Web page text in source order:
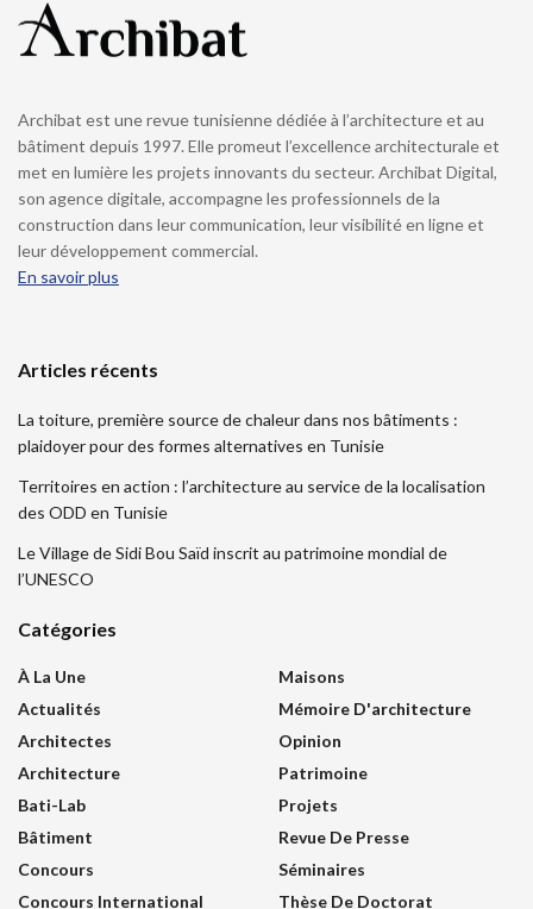
Archibat est une revue tunisienne dédiée à l’architecture et au
bâtiment depuis 1997. Elle promeut l’excellence architecturale et
met en lumière les projets innovants du secteur. Archibat Digital,
son agence digitale, accompagne les professionnels de la
construction dans leur communication, leur visibilité en ligne et
leur développement commercial.
En savoir plus
Articles récents
La toiture, première source de chaleur dans nos bâtiments :
plaidoyer pour des formes alternatives en Tunisie
Territoires en action : l’architecture au service de la localisation
des ODD en Tunisie
Le Village de Sidi Bou Saïd inscrit au patrimoine mondial de
l’UNESCO
Catégories
À La Une
Actualités
Architectes
Architecture
Bati-Lab
Bâtiment
Concours
Concours International
Maisons
Mémoire D'architecture
Opinion
Patrimoine
Projets
Revue De Presse
Séminaires
Thèse De Doctorat